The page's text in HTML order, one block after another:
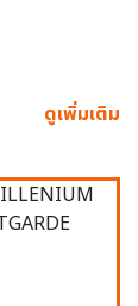
ดูเพิ่มเติม